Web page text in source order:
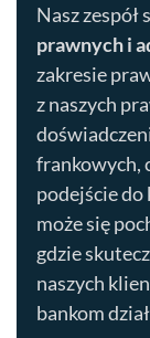
Nasz zespół
prawnych i
zakresie
z naszych
frankowych,
podejście do
może się
gdzie
naszych
bankom